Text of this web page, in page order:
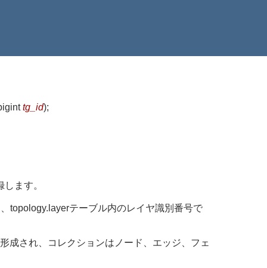
tg_id);
ます。
topology.layerテーブル内のレイヤ識別番号で
成され、コレクションはノード、エッジ、フェ